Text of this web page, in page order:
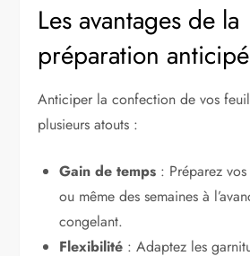
Les avantages de la
préparation
Anticiper la confection de vos
plusieurs atouts :
Gain de temps : Préparez
ou même des semaines à
congelant.
Flexibilité : Adaptez les